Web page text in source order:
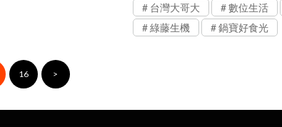
台灣大哥大
數位生活
綠藤生機
鍋寶好食光
16 >